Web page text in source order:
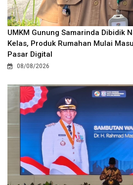
UMKM Gunung Samarinda Dibidik
Kelas, Produk Rumahan Mulai
Pasar Digital
08/08/2026